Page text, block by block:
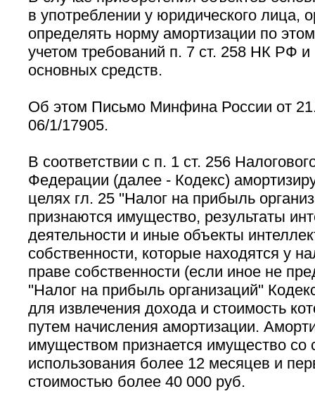
в употреблении у юридического лица,
определять норму амортизации по
учетом требований п. 7 ст. 258 НК РФ
основных средств.
Об этом Письмо Минфина России от
06/1/17905.
В соответствии с п. 1 ст. 256
Федерации (далее - Кодекс)
целях гл. 25 ''Налог на прибыль
признаются имущество, результаты
деятельности и иные объекты
собственности, которые находятся у
праве собственности (если иное не
''Налог на прибыль организаций''
для извлечения дохода и стоимость
путем начисления амортизации.
имуществом признается имущество со
использования более 12 месяцев и
стоимостью более 40 000 руб.